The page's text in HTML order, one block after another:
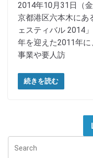
2014年10月31日（
京都港区六本木にあ
ェスティバル 2014
年を迎えた2011年
事業や要人訪
続きを読む